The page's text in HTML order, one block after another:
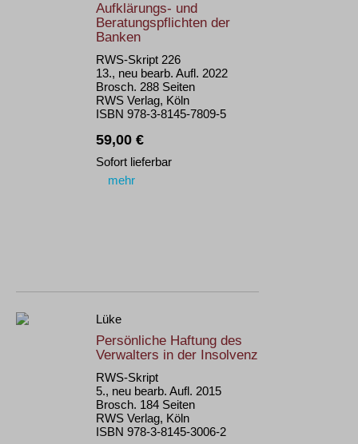
Aufklärungs- und
Beratungspflichten der
Banken
RWS-Skript 226
13., neu bearb. Aufl. 2022
Brosch. 288 Seiten
RWS Verlag, Köln
ISBN 978-3-8145-7809-5
59,00 €
Sofort lieferbar
mehr
Lüke
Persönliche Haftung des
Verwalters in der Insolvenz
RWS-Skript
5., neu bearb. Aufl. 2015
Brosch. 184 Seiten
RWS Verlag, Köln
ISBN 978-3-8145-3006-2